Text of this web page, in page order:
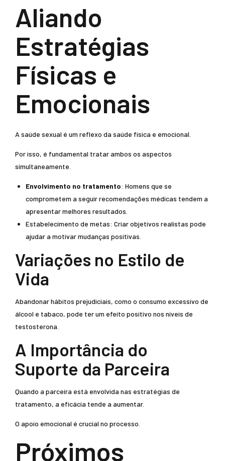
Aliando
Estratégias
Físicas e
Emocionais
A saúde sexual é um reflexo da saúde física e emocional.
Por isso, é fundamental tratar ambos os aspectos
simultaneamente.
Envolvimento no tratamento: Homens que se
comprometem a seguir recomendações médicas tendem a
apresentar melhores resultados.
Estabelecimento de metas: Criar objetivos realistas pode
ajudar a motivar mudanças positivas.
Variações no Estilo de
Vida
Abandonar hábitos prejudiciais, como o consumo excessivo de
álcool e tabaco, pode ter um efeito positivo nos níveis de
testosterona.
A Importância do
Suporte da Parceira
Quando a parceira está envolvida nas estratégias de
tratamento, a eficácia tende a aumentar.
O apoio emocional é crucial no processo.
Próximos